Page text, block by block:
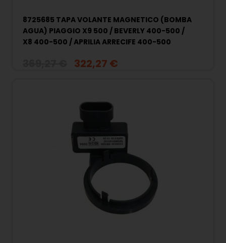
8725685 TAPA VOLANTE MAGNETICO (BOMBA
AGUA) PIAGGIO X9 500 / BEVERLY 400-500 /
X8 400-500 / APRILIA ARRECIFE 400-500
322,27 €